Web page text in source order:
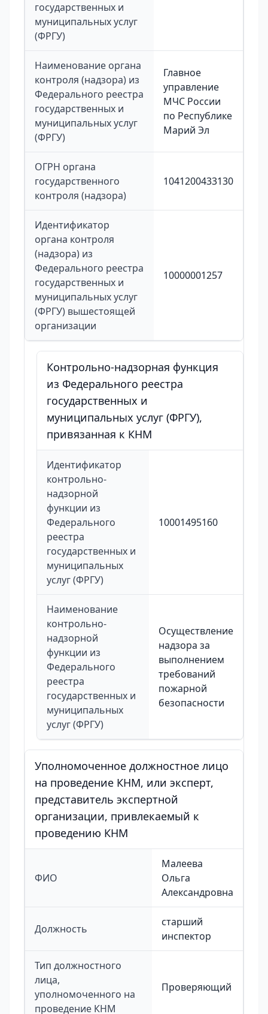
государственных и
муниципальных услуг
(ФРГУ)
Наименование органа
контроля (надзора) из
Федерального реестра
государственных и
муниципальных услуг
(ФРГУ)
Главное
управление
МЧС России
по Республике
Марий Эл
ОГРН органа
государственного
контроля (надзора)
1041200433130
Идентификатор
органа контроля
(надзора) из
Федерального реестра
государственных и
муниципальных услуг
(ФРГУ) вышестоящей
организации
10000001257
Контрольно-надзорная функция
из Федерального реестра
государственных и
муниципальных услуг (ФРГУ),
привязанная к КНМ
Идентификатор
контрольно-
надзорной
функции из
Федерального
реестра
государственных и
муниципальных
услуг (ФРГУ)
10001495160
Наименование
контрольно-
надзорной
функции из
Федерального
реестра
государственных и
муниципальных
услуг (ФРГУ)
Осуществление
надзора за
выполнением
требований
пожарной
безопасности
Уполномоченное должностное лицо
на проведение КНМ, или эксперт,
представитель экспертной
организации, привлекаемый к
проведению КНМ
ФИО
Малеева
Ольга
Александровна
Должность
старший
инспектор
Тип должностного
лица,
уполномоченного на
проведение КНМ
Проверяющий